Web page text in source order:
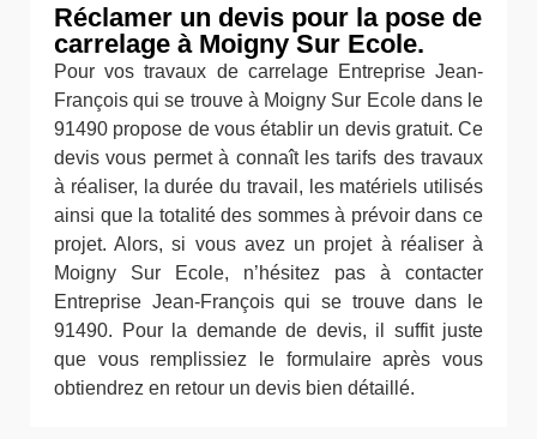
Réclamer un devis pour la pose de
carrelage à Moigny Sur Ecole.
Pour vos travaux de carrelage Entreprise Jean-
François qui se trouve à Moigny Sur Ecole dans le
91490 propose de vous établir un devis gratuit. Ce
devis vous permet à connaît les tarifs des travaux
à réaliser, la durée du travail, les matériels utilisés
ainsi que la totalité des sommes à prévoir dans ce
projet. Alors, si vous avez un projet à réaliser à
Moigny Sur Ecole, n’hésitez pas à contacter
Entreprise Jean-François qui se trouve dans le
91490. Pour la demande de devis, il suffit juste
que vous remplissiez le formulaire après vous
obtiendrez en retour un devis bien détaillé.